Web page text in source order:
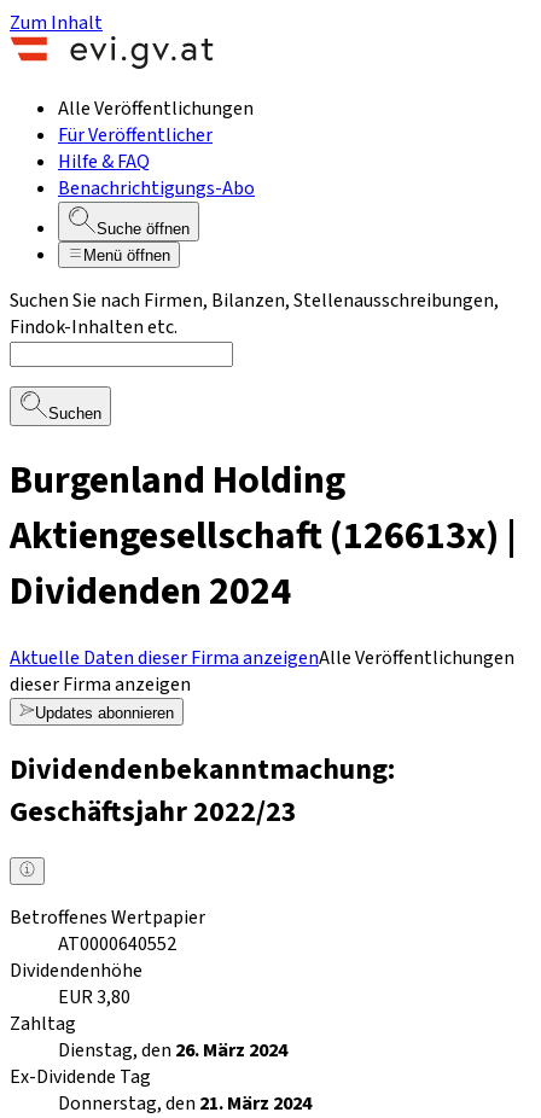
Zum Inhalt
Alle Veröffentlichungen
Für Veröffentlicher
Hilfe & FAQ
Benachrichtigungs-Abo
Suche öffnen
Menü öffnen
Suchen Sie nach Firmen, Bilanzen, Stellenausschreibungen,
Findok-Inhalten etc.
Suchen
Burgenland Holding
Aktiengesellschaft (126613x) |
Dividenden 2024
Aktuelle Daten dieser Firma anzeigenAlle Veröffentlichungen
dieser Firma anzeigen
Updates abonnieren
Dividendenbekanntmachung:
Geschäftsjahr 2022/23
Betroffenes Wertpapier
AT0000640552
Dividendenhöhe
EUR 3,80
Zahltag
Dienstag, den 26. März 2024
Ex-Dividende Tag
Donnerstag, den 21. März 2024